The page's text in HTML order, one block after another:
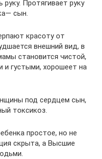
Протягивает руку
сын.
красоту от
внешний вид, в
становится чистой,
густыми, хорошеет на
под сердцем сын,
токсикоз.
простое, но не
скрыта, а Высшие